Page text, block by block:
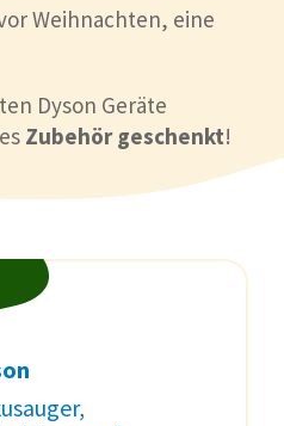
Weihnachten, eine
Dyson Geräte
Zubehör geschenkt!